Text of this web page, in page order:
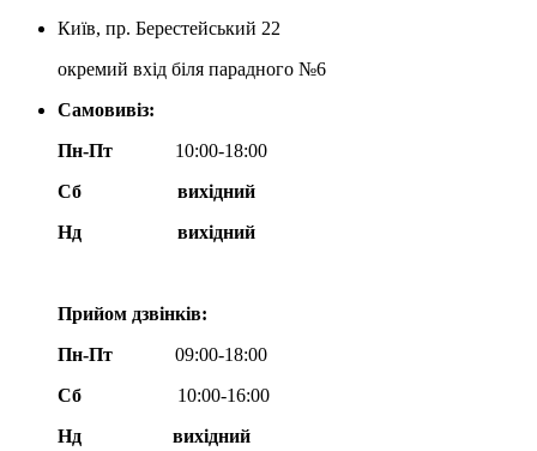
Київ, пр. Берестейський 22
окремий вхід біля парадного №6
Самовивіз:
Пн-Пт
10:00-18:00
Сб
вихідний
Нд
вихідний
Прийом дзвінків:
Пн-Пт
09:00-18:00
Сб
10:00-16:00
Нд вихідний